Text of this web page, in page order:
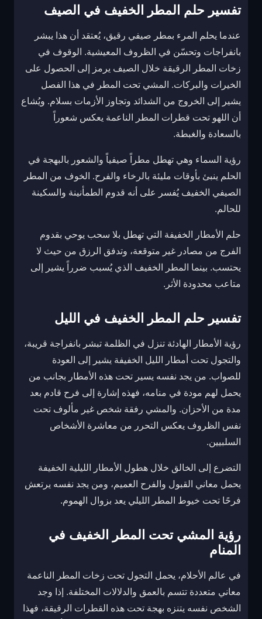
تفسير حلم المطر الخفيف في الصيف
عندما يحلم المرء بمطر صيفي رقيق، يُعتقد أن هذا يبشر
بانفراجات وتحسّن في الظروف المعيشية. الوقوف في
زخات المطر الرقيقة خلال الصيف يرمز إلى الحصول على
الخيرات والبركات. المشي تحت المطر في هذا الفصل
يشير إلى الخروج من الشدائد وتجاوز الأزمات بسلام. ويُشاع
أن اللهو تحت قطرات المطر الناعمة يعكس شعوراً
بالسعادة والغبطة.
رؤية السماء وهي تهطل مطراً صيفياً والشعور بالبهجة في
الحلم ينبئ بأوقات مليئة بالرخاء والفرح. الخوف من المطر
الصيفي الخفيف يُفسر على أنه قدوم الطمأنينة والسكينة
للحالم.
حلم الأمطار الخفيفة التي تهطل بلا سحب يوحي بقدوم
الفرج من مصادر غير متوقعة، وتدفق الرزق من حيث لا
يحتسب. بينما المطر الخفيف الذي يُسبب ضرراً يشير إلى
متاعب محدودة الأثر.
تفسير حلم المطر الخفيف في الليل
رؤية الأمطار الهادئة تنزل في الظلمة تبشر بانفراجة قريبة،
والتجول تحت أمطار الليل الخفيفة يشير إلى العودة
للصواب. من يجد نفسه يسير تحت هذه الأمطار بجانب من
يحمل لهم مودة في منامه، فهذه إشارة إلى فرح قادم بعد
مدة من الأحزان. والمشي رفقة شخص غير مألوف تحت
نفس الظروف يعكس التحرر من معاشرة الأشخاص
السلبيين.
التضرع إلى الخالق خلال هطول الأمطار الليلية الخفيفة
يحمل معاني القبول والفرح العميم، ومن يجد نفسه يرتعش
فرحًا تحت خيوط المطر الليلي يعد بزوال الهموم.
رؤية المشي تحت المطر الخفيف في
المنام
في عالم الأحلام، يحمل التجول تحت زخات المطر الناعمة
معاني متعددة تتسم بالعمق والدلالات المختلفة. إذا وجد
الشخص نفسه يتنزه بهجة تحت هذه القطرات الرقيقة، فهذا